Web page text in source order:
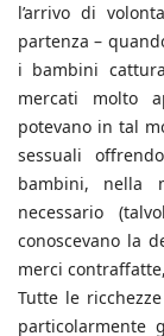
l’arrivo di
partenza –
i bambini
mercati molto
potevano in tal
sessuali
bambini, nella
necessario
conoscevano la
merci
Tutte le
particolarmente